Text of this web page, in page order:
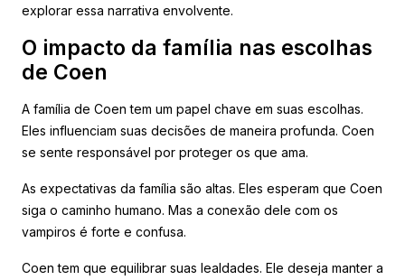
explorar essa narrativa envolvente.
O impacto da família nas escolhas
de Coen
A família de Coen tem um papel chave em suas escolhas.
Eles influenciam suas decisões de maneira profunda. Coen
se sente responsável por proteger os que ama.
As expectativas da família são altas. Eles esperam que Coen
siga o caminho humano. Mas a conexão dele com os
vampiros é forte e confusa.
Coen tem que equilibrar suas lealdades. Ele deseja manter a